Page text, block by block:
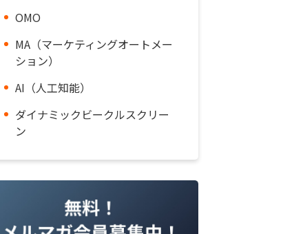
OMO
MA（マーケティングオートメー
ション）
AI（人工知能）
ダイナミックビークルスクリー
ン